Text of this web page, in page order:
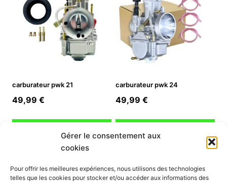
Gérer le consentement aux
cookies
Pour offrir les meilleures expériences, nous utilisons des technologies
telles que les cookies pour stocker et/ou accéder aux informations des
carburateur pwk 21
49,99 €
Ajouter au panier
carburateur pwk 24
49,99 €
Ajouter au panier
INFORMATION